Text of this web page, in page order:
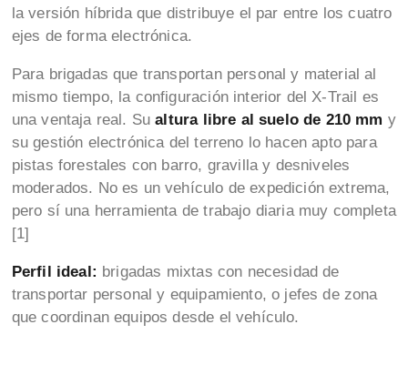
la versión híbrida que distribuye el par entre los cuatro
ejes de forma electrónica.
Para brigadas que transportan personal y material al
mismo tiempo, la configuración interior del X-Trail es
una ventaja real. Sualtura libre al suelo de 210 mm y
su gestión electrónica del terreno lo hacen apto para
pistas forestales con barro, gravilla y desniveles
moderados. No es un vehículo de expedición extrema,
pero sí una herramienta de trabajo diaria muy completa
[1]
Perfil ideal: brigadas mixtas con necesidad de
transportar personal y equipamiento, o jefes de zona
que coordinan equipos desde el vehículo.